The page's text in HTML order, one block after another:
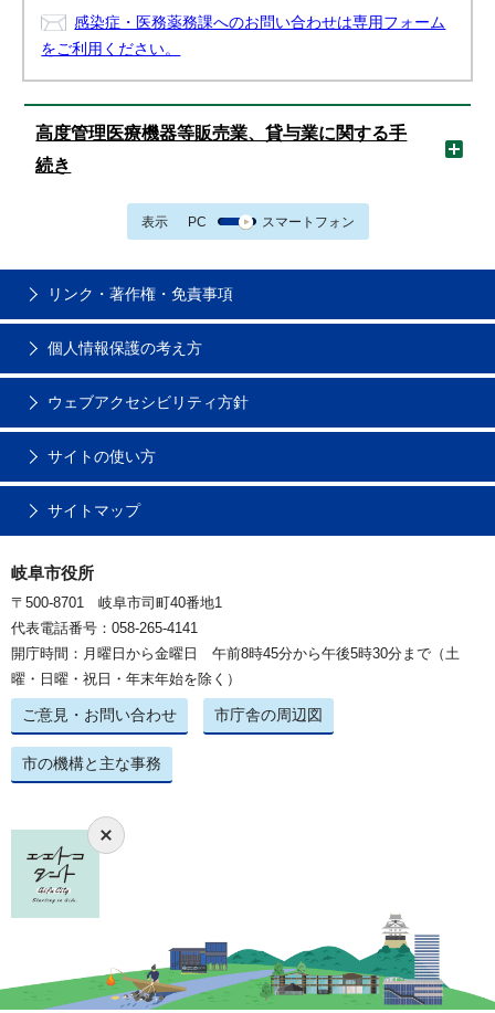
感染症・医務薬務課へのお問い合わせは専用フォーム
をご利用ください。
高度管理医療機器等販売業、貸与業に関する手
続き
表示 PC スマートフォン
リンク・著作権・免責事項
個人情報保護の考え方
ウェブアクセシビリティ方針
サイトの使い方
サイトマップ
岐阜市役所
〒500-8701 岐阜市司町40番地1
代表電話番号：058-265-4141
開庁時間：月曜日から金曜日 午前8時45分から午後5時30分まで（土
曜・日曜・祝日・年末年始を除く）
ご意見・お問い合わせ 市庁舎の周辺図
市の機構と主な事務